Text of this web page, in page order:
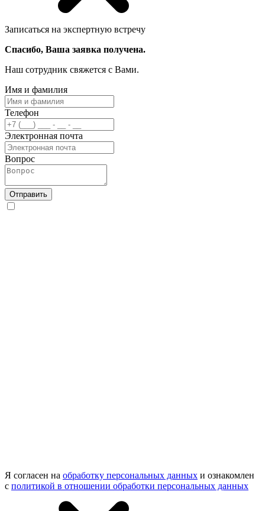
Записаться на экспертную встречу
Спасибо, Ваша заявка получена.
Наш сотрудник свяжется с Вами.
Имя и фамилия
Телефон
Электронная почта
Вопрос
Отправить
Я согласен на обработку персональных данных и ознакомлен
с политикой в отношении обработки персональных данных